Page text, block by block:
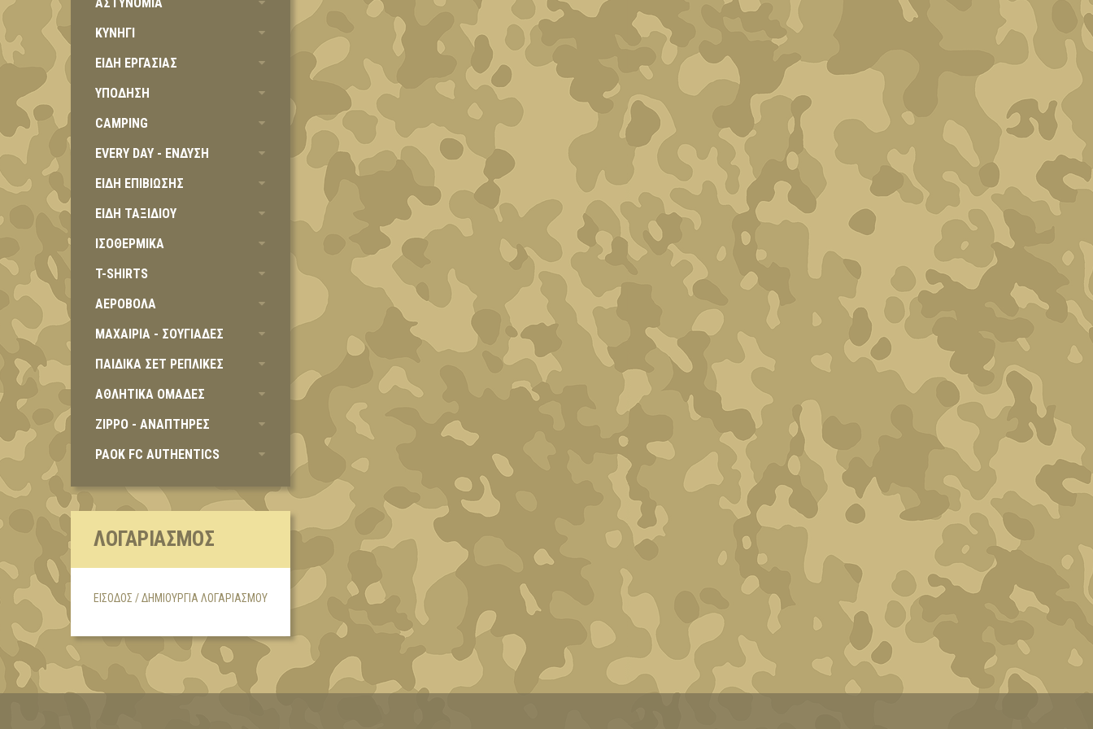
ΚΥΝΗΓΙ
ΕΙΔΗ ΕΡΓΑΣΙΑΣ
ΥΠΟΔΗΣΗ
CAMPING
EVERY DAY - ΕΝΔΥΣΗ
ΕΙΔΗ ΕΠΙΒΙΩΣΗΣ
ΕΙΔΗ ΤΑΞΙΔΙΟΥ
ΙΣΟΘΕΡΜΙΚΑ
T-SHIRTS
ΑΕΡΟΒΟΛΑ
ΜΑΧΑΙΡΙΑ - ΣΟΥΓΙΑΔΕΣ
ΠΑΙΔΙΚΑ ΣΕΤ ΡΕΠΛΙΚΕΣ
ΑΘΛΗΤΙΚΑ ΟΜΑΔΕΣ
ZIPPO - ΑΝΑΠΤΗΡΕΣ
PAOK FC AUTHENTICS
ΛΟΓΑΡΙΑΣΜΌΣ
ΕΊΣΟΔΟΣ / ΔΗΜΙΟΥΡΓΊΑ ΛΟΓΑΡΙΑΣΜΟΎ